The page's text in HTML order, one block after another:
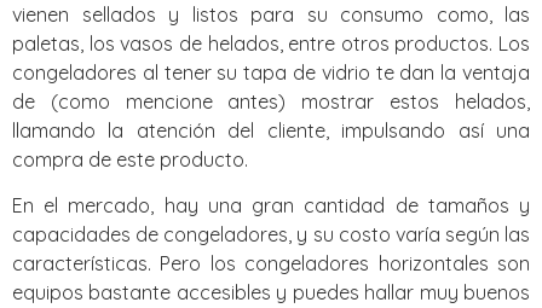
vienen sellados y listos para su consumo como, las
paletas, los vasos de helados, entre otros productos. Los
congeladores al tener su tapa de vidrio te dan la ventaja
de (como mencione antes) mostrar estos helados,
llamando la atención del cliente, impulsando así una
compra de este producto.
En el mercado, hay una gran cantidad de tamaños y
capacidades de congeladores, y su costo varía según las
características. Pero los congeladores horizontales son
equipos bastante accesibles y puedes hallar muy buenos